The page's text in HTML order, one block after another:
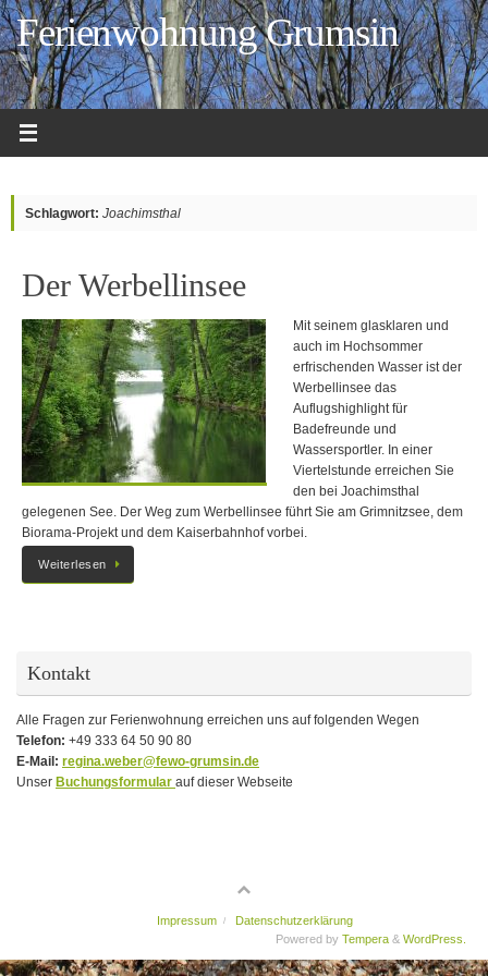
Zum
Inhalt
springen
Ferienwohnung Grumsin
Schlagwort: Joachimsthal
Der Werbellinsee
Mit seinem glasklaren und
auch im Hochsommer
erfrischenden Wasser ist der
Werbellinsee das
Auflugshighlight für
Badefreunde und
Wassersportler. In einer
Viertelstunde erreichen Sie
den bei Joachimsthal
gelegenen See. Der Weg zum Werbellinsee führt Sie am Grimnitzsee, dem
Biorama-Projekt und dem Kaiserbahnhof vorbei.
Weiterlesen
Kontakt
Alle Fragen zur Ferienwohnung erreichen uns auf folgenden Wegen
Telefon: +49 333 64 50 90 80
E-Mail: regina.weber@fewo-grumsin.de
Unser Buchungsformular auf dieser Webseite
Impressum
Datenschutzerklärung
Powered by Tempera & WordPress.